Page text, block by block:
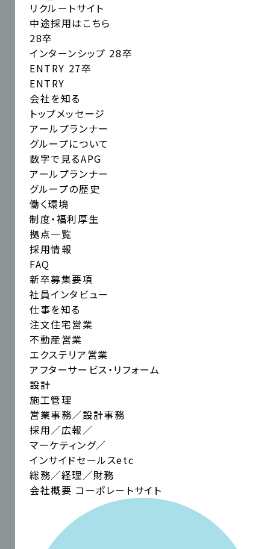
リクルートサイト
中途採用はこちら
28卒
インターンシップ 28卒
ENTRY 27卒
ENTRY
会社を知る
トップメッセージ
アールプランナー
グループについて
数字で見るAPG
アールプランナー
グループの歴史
働く環境
制度・福利厚生
拠点一覧
採用情報
FAQ
新卒募集要項
社員インタビュー
仕事を知る
注文住宅営業
不動産営業
エクステリア営業
アフターサービス・リフォーム
設計
施工管理
営業事務／設計事務
採用／広報／
マーケティング／
インサイドセールスetc
総務／経理／財務
会社概要 コーポレートサイト